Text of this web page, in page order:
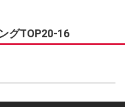
グTOP20-16